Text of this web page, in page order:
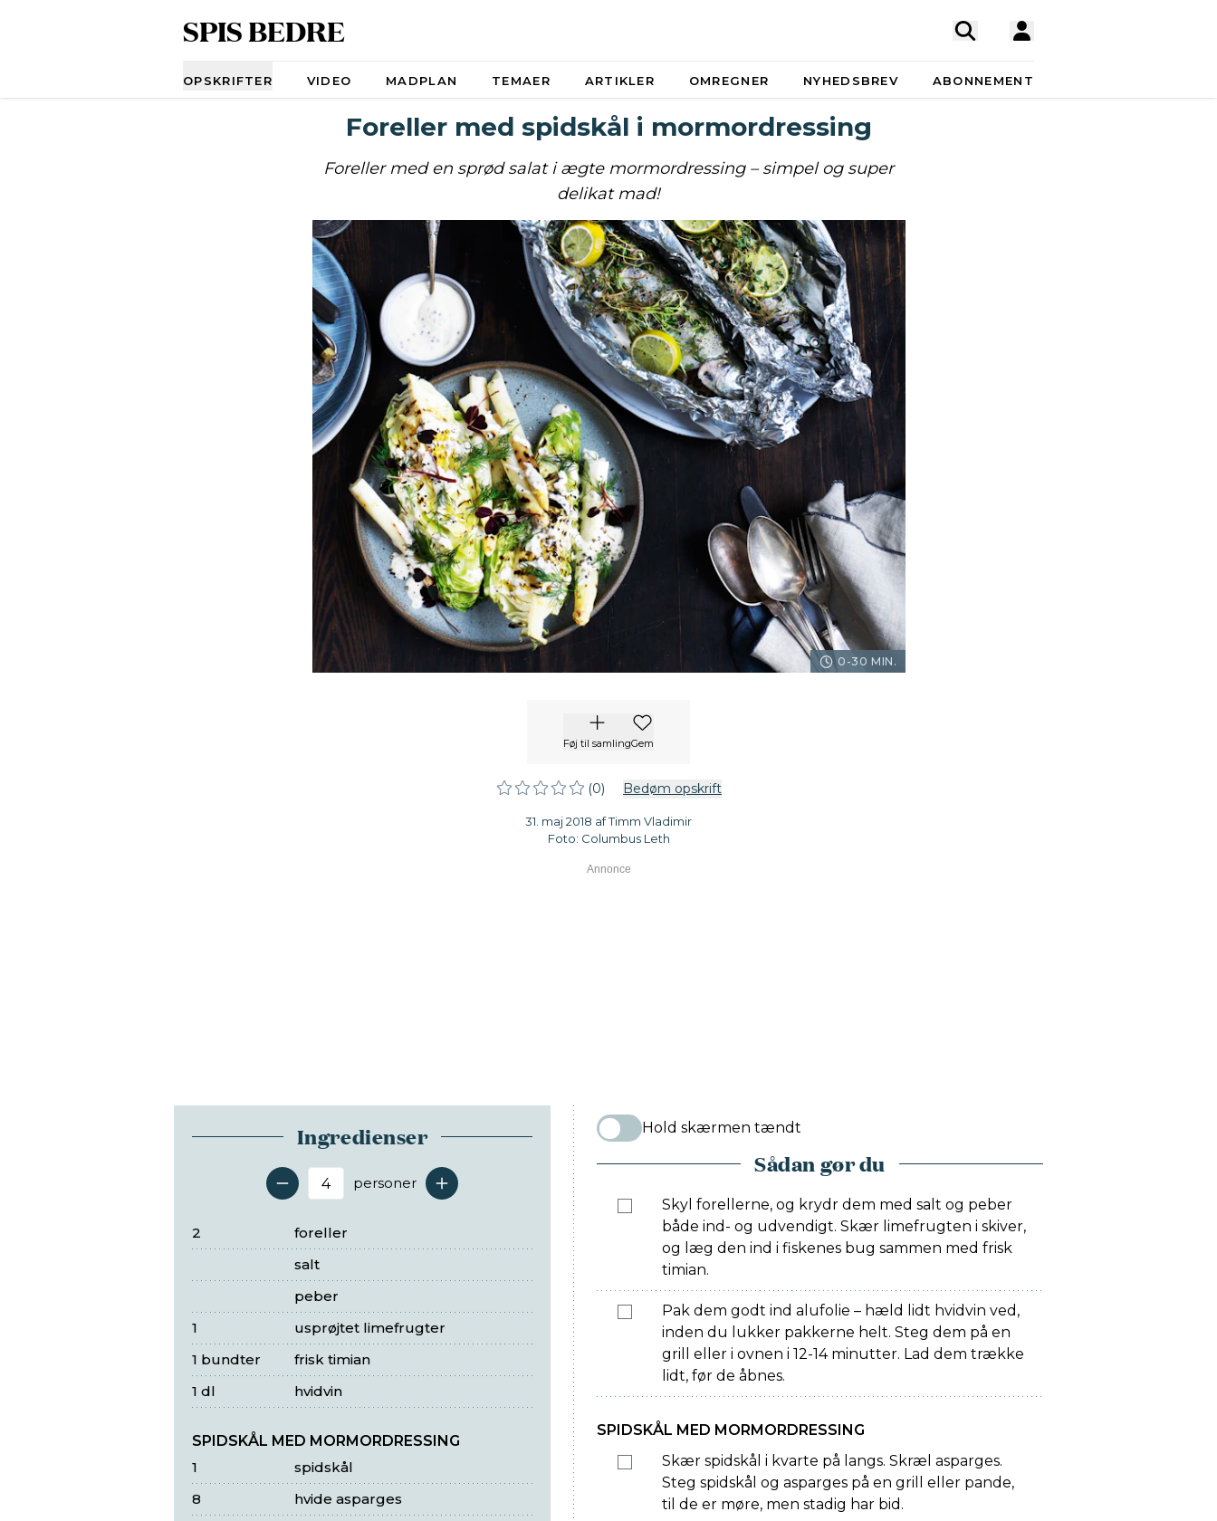
SPIS BEDRE
OPSKRIFTER VIDEO MADPLAN TEMAER ARTIKLER OMREGNER NYHEDSBREV ABONNEMENT
Foreller med spidskål i mormordressing
Foreller med en sprød salat i ægte mormordressing – simpel og super
delikat mad!
0-30 MIN.
Føj til samlingGem
(0) Bedøm opskrift
31. maj 2018 af Timm Vladimir
Foto: Columbus Leth
Ingredienser
Antal serveringer
personer
foreller
2
salt
peber
usprøjtet limefrugter
1
frisk timian
1 bundter
hvidvin
1 dl
SPIDSKÅL MED MORMORDRESSING
spidskål
1
hvide asparges
8
Hold skærmen tændt
Sådan gør du
Skyl forellerne, og krydr dem med salt og peber
både ind- og udvendigt. Skær limefrugten i skiver,
og læg den ind i fiskenes bug sammen med frisk
timian.
Pak dem godt ind alufolie – hæld lidt hvidvin ved,
inden du lukker pakkerne helt. Steg dem på en
grill eller i ovnen i 12-14 minutter. Lad dem trække
lidt, før de åbnes.
SPIDSKÅL MED MORMORDRESSING
Skær spidskål i kvarte på langs. Skræl asparges.
Steg spidskål og asparges på en grill eller pande,
til de er møre, men stadig har bid.